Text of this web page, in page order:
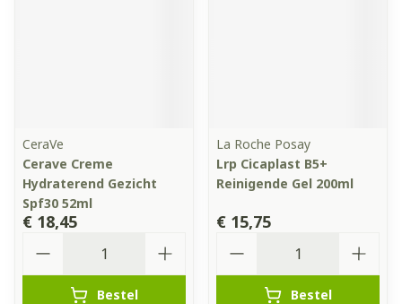
CeraVe
Cerave Creme
Hydraterend Gezicht
Spf30 52ml
€ 18,45
Bestel
La Roche Posay
Lrp Cicaplast B5+
Reinigende Gel 200ml
€ 15,75
Bestel